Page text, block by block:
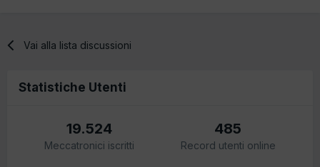
Vai alla lista discussioni
Statistiche Utenti
19.524
Meccatronici iscritti
485
Record utenti online